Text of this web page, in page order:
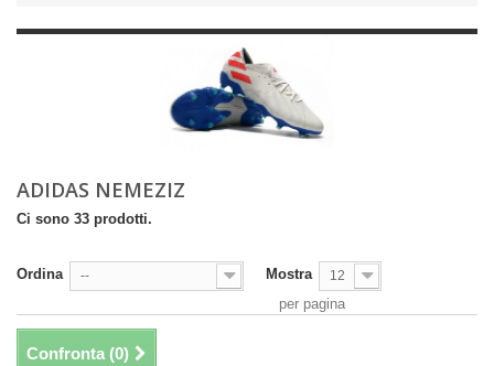
ADIDAS NEMEZIZ
Ci sono 33 prodotti.
Ordina -- Mostra 12
per pagina
Confronta (0)